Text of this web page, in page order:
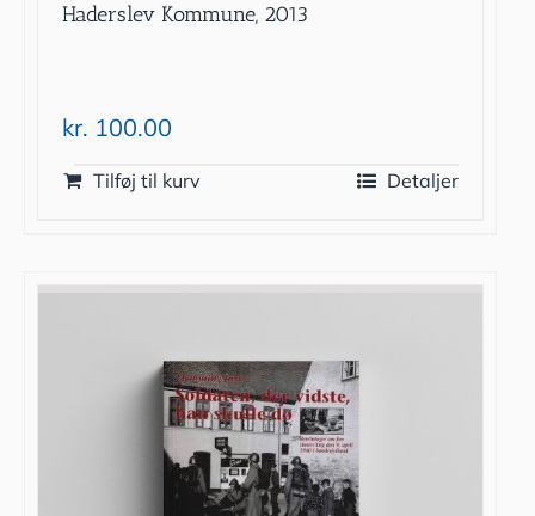
Haderslev Kommune, 2013
kr. 100.00
Tilføj til kurv Detaljer